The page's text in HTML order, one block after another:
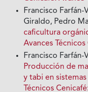
Francisco Farfán-
Giraldo, Pedro
caficultura
Avances
Francisco Farfán-
Producción de
y tabi en
Técnicos